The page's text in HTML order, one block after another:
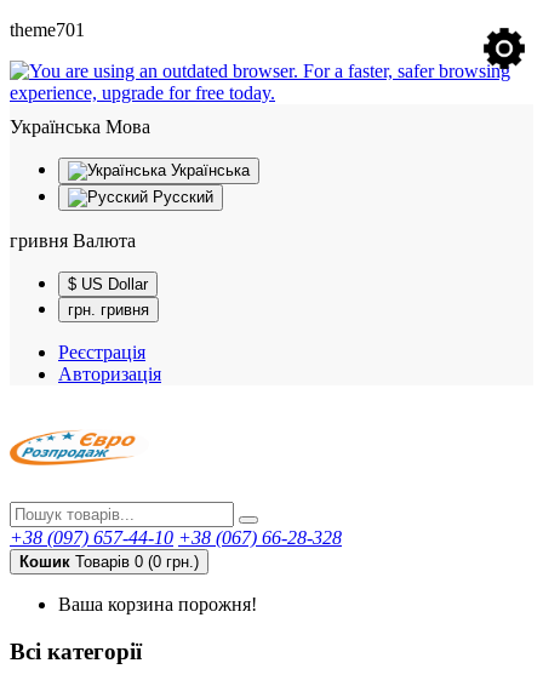
theme701
Українська Мова
Українська
Русский
гривня Валюта
$ US Dollar
грн. гривня
Реєстрація
Авторизація
+38 (097) 657-44-10 +38 (067) 66-28-328
Кошик Товарів 0 (0 грн.)
Ваша корзина порожня!
Всі категорії